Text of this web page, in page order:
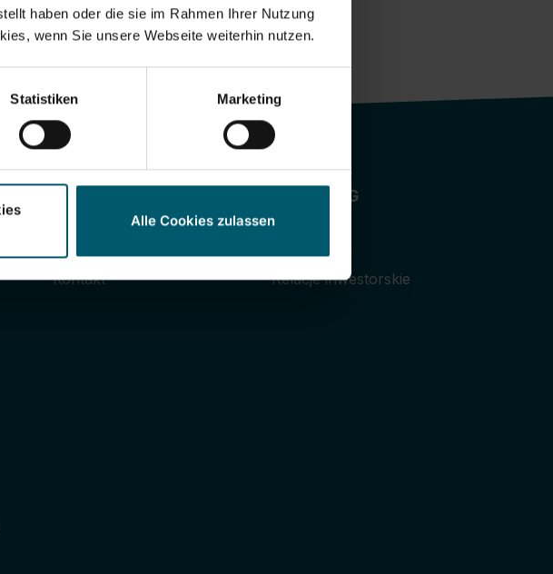
haben oder die sie im Rahmen Ihrer Nutzung
wenn Sie unsere Webseite weiterhin nutzen.
Statistiken Marketing
Alle Cookies zulassen
Warunki gwarancji
Reklamacje
Kontakt
Leifheit AG
Firma
Prasa
Relacje inwestorskie